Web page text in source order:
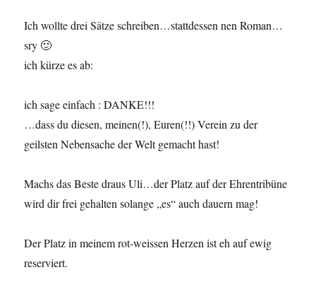
Ich wollte drei Sätze schreiben…stattdessen nen Roman…
sry 🙂
ich kürze es ab:
ich sage einfach : DANKE!!!
…dass du diesen, meinen(!), Euren(!!) Verein zu der
geilsten Nebensache der Welt gemacht hast!
Machs das Beste draus Uli…der Platz auf der Ehrentribüne
wird dir frei gehalten solange „es“ auch dauern mag!
Der Platz in meinem rot-weissen Herzen ist eh auf ewig
reserviert.